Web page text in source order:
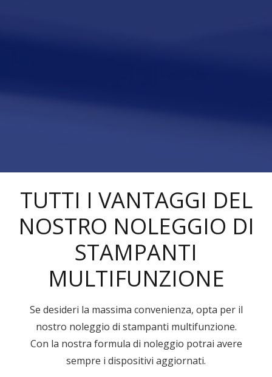
TUTTI I VANTAGGI DEL
NOSTRO NOLEGGIO DI
STAMPANTI
MULTIFUNZIONE
Se desideri la massima convenienza, opta per il
nostro noleggio di stampanti multifunzione.
Con la nostra formula di noleggio potrai avere
sempre i dispositivi aggiornati.